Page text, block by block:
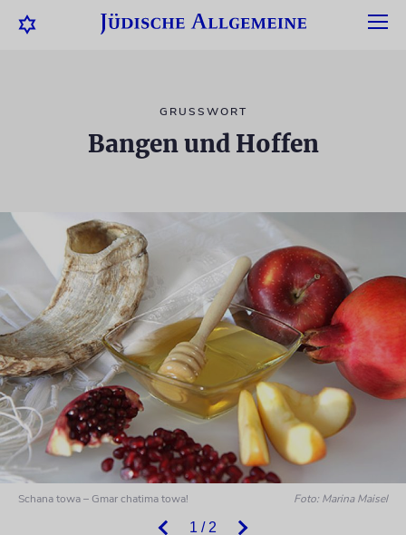
GRUSSWORT
Bangen und Hoffen
1 / 2
Schana towa – Gmar chatima towa! Foto: Marina Maisel